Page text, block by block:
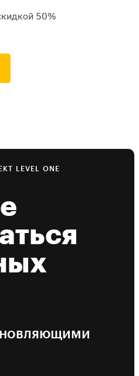
50%
LEVEL ONE